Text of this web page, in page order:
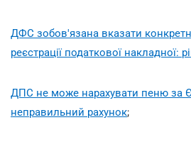
ДФС зобов'язана вказати
реєстрації податкової накладної:
ДПС не може нарахувати пеню за
неправильний рахунок;